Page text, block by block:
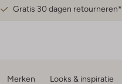
Gratis 30 dagen retourneren*
Merken Looks & inspiratie